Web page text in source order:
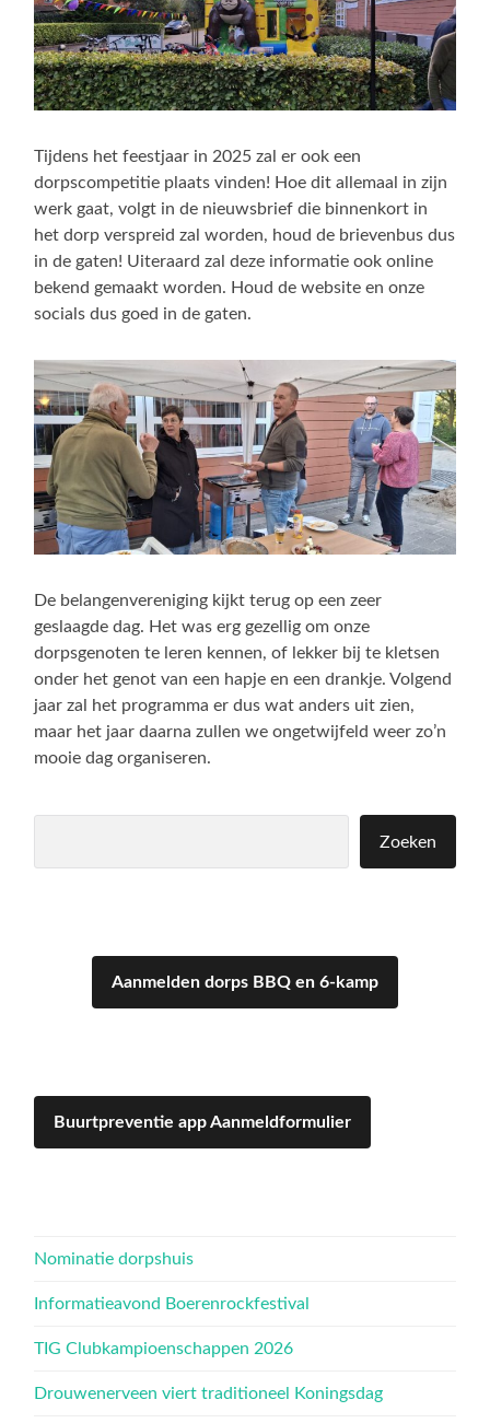
Tijdens het feestjaar in 2025 zal er ook een
dorpscompetitie plaats vinden! Hoe dit allemaal in zijn
werk gaat, volgt in de nieuwsbrief die binnenkort in
het dorp verspreid zal worden, houd de brievenbus dus
in de gaten! Uiteraard zal deze informatie ook online
bekend gemaakt worden. Houd de website en onze
socials dus goed in de gaten.
De belangenvereniging kijkt terug op een zeer
geslaagde dag. Het was erg gezellig om onze
dorpsgenoten te leren kennen, of lekker bij te kletsen
onder het genot van een hapje en een drankje. Volgend
jaar zal het programma er dus wat anders uit zien,
maar het jaar daarna zullen we ongetwijfeld weer zo’n
mooie dag organiseren.
Zoeken
Aanmelden dorps BBQ en 6-kamp
Buurtpreventie app Aanmeldformulier
Nominatie dorpshuis
Informatieavond Boerenrockfestival
TIG Clubkampioenschappen 2026
Drouwenerveen viert traditioneel Koningsdag